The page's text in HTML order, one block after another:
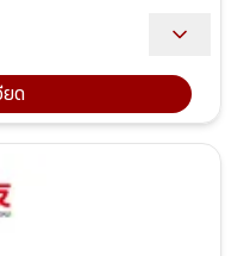
ensuring alignment
partner community to drive
strategies to deepen
execution of
ยด